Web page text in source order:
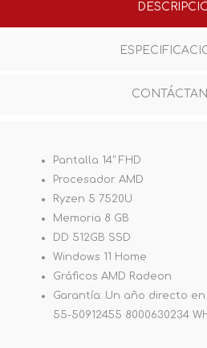
Pantalla 14" FHD
Procesador AMD
Ryzen 5 7520U
Memoria 8 GB
DD 512GB SSD
Windows 11 Home
Gráficos AMD Radeon
Garantía: Un año directo
55-50912455 8000630234